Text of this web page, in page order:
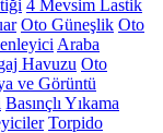
4 Mevsim Lastik
Oto Güneşlik Oto
Araba
Havuzu Oto
ve Görüntü
Basınçlı Yıkama
Torpido